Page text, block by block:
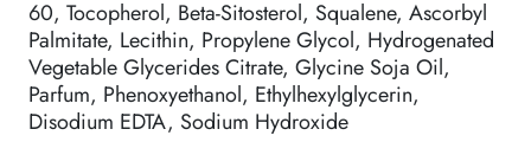
60, Tocopherol, Beta-Sitosterol, Squalene, Ascorbyl
Palmitate, Lecithin, Propylene Glycol, Hydrogenated
Vegetable Glycerides Citrate, Glycine Soja Oil,
Parfum, Phenoxyethanol, Ethylhexylglycerin,
Disodium EDTA, Sodium Hydroxide